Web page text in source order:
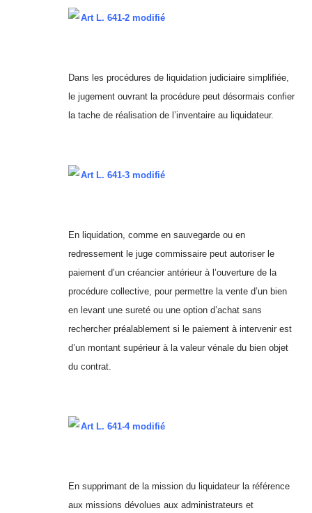
Art L. 641-2 modifié
Dans les procédures de liquidation judiciaire simplifiée,
le jugement ouvrant la procédure peut désormais confier
la tache de réalisation de l’inventaire au liquidateur.
Art L. 641-3 modifié
En liquidation, comme en sauvegarde ou en
redressement le juge commissaire peut autoriser le
paiement d’un créancier antérieur à l’ouverture de la
procédure collective, pour permettre la vente d’un bien
en levant une sureté ou une option d’achat sans
rechercher préalablement si le paiement à intervenir est
d’un montant supérieur à la valeur vénale du bien objet
du contrat.
Art L. 641-4 modifié
En supprimant de la mission du liquidateur la référence
aux missions dévolues aux administrateurs et